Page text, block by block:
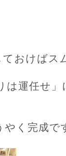
おけばス
は運任せ
やく完成で